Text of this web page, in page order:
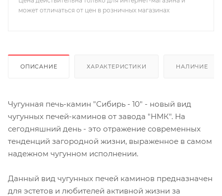
может отличаться от цен в розничных магазинах
ОПИСАНИЕ ХАРАКТЕРИСТИКИ НАЛИЧИЕ
Чугунная печь-камин "Сибирь - 10" - новый вид
чугунных печей-каминов от завода "НМК". На
сегодняшний день - это отражение современных
тенденций загородной жизни, выраженное в самом
надежном чугунном исполнении.
Данный вид чугунных печей каминов предназначен
для эстетов и любителей активной жизни за